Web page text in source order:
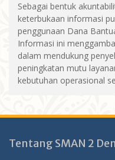
Sebagai bentuk
keterbukaan informasi
penggunaan Dana
Informasi ini
dalam mendukung
peningkatan mutu
kebutuhan operasional
Tentang SMAN 2